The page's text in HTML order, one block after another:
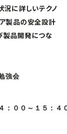
況に詳しいテクノ
製品の安全設計
製品開発につな
強会
：００～１５：４